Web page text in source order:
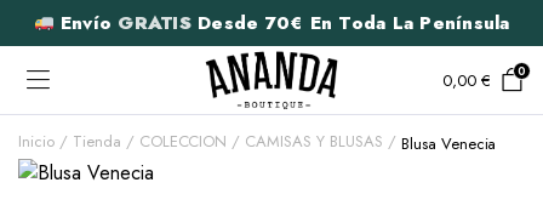
Envío GRATISDesde 70€ En Toda La Península
0,00 € 0
Inicio Tienda COLECCION CAMISAS Y BLUSAS Blusa Venecia